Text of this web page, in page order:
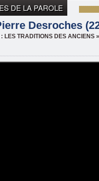
DE LA PAROLE
DESROCHES
Desroches
TRADITIONS DES ANCIENS »